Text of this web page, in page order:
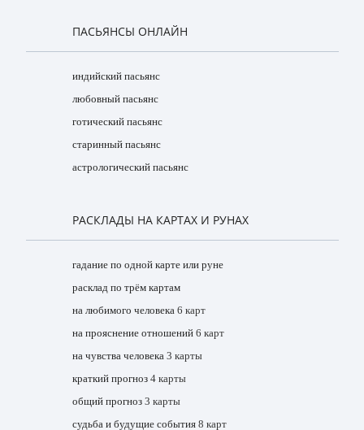
ПАСЬЯНСЫ ОНЛАЙН
индийский пасьянс
любовный пасьянс
готический пасьянс
старинный пасьянс
астрологический пасьянс
РАСКЛАДЫ НА КАРТАХ И РУНАХ
гадание по одной карте или руне
расклад по трём картам
на любимого человека 6 карт
на прояснение отношений 6 карт
на чувства человека 3 карты
краткий прогноз 4 карты
общий прогноз 3 карты
судьба и будущие события 8 карт